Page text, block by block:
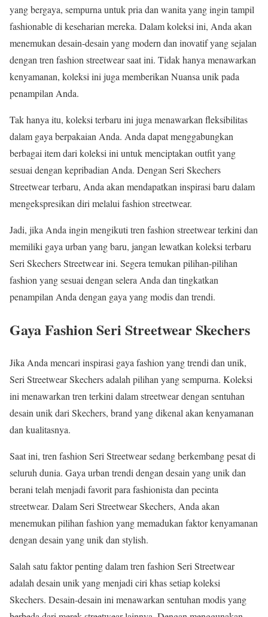
yang bergaya, sempurna untuk pria dan wanita yang ingin tampil
fashionable di keseharian mereka. Dalam koleksi ini, Anda akan
menemukan desain-desain yang modern dan inovatif yang sejalan
dengan tren fashion streetwear saat ini. Tidak hanya menawarkan
kenyamanan, koleksi ini juga memberikan Nuansa unik pada
penampilan Anda.
Tak hanya itu, koleksi terbaru ini juga menawarkan fleksibilitas
dalam gaya berpakaian Anda. Anda dapat menggabungkan
berbagai item dari koleksi ini untuk menciptakan outfit yang
sesuai dengan kepribadian Anda. Dengan Seri Skechers
Streetwear terbaru, Anda akan mendapatkan inspirasi baru dalam
mengekspresikan diri melalui fashion streetwear.
Jadi, jika Anda ingin mengikuti tren fashion streetwear terkini dan
memiliki gaya urban yang baru, jangan lewatkan koleksi terbaru
Seri Skechers Streetwear ini. Segera temukan pilihan-pilihan
fashion yang sesuai dengan selera Anda dan tingkatkan
penampilan Anda dengan gaya yang modis dan trendi.
Gaya Fashion Seri Streetwear Skechers
Jika Anda mencari inspirasi gaya fashion yang trendi dan unik,
Seri Streetwear Skechers adalah pilihan yang sempurna. Koleksi
ini menawarkan tren terkini dalam streetwear dengan sentuhan
desain unik dari Skechers, brand yang dikenal akan kenyamanan
dan kualitasnya.
Saat ini, tren fashion Seri Streetwear sedang berkembang pesat di
seluruh dunia. Gaya urban trendi dengan desain yang unik dan
berani telah menjadi favorit para fashionista dan pecinta
streetwear. Dalam Seri Streetwear Skechers, Anda akan
menemukan pilihan fashion yang memadukan faktor kenyamanan
dengan desain yang unik dan stylish.
Salah satu faktor penting dalam tren fashion Seri Streetwear
adalah desain unik yang menjadi ciri khas setiap koleksi
Skechers. Desain-desain ini menawarkan sentuhan modis yang